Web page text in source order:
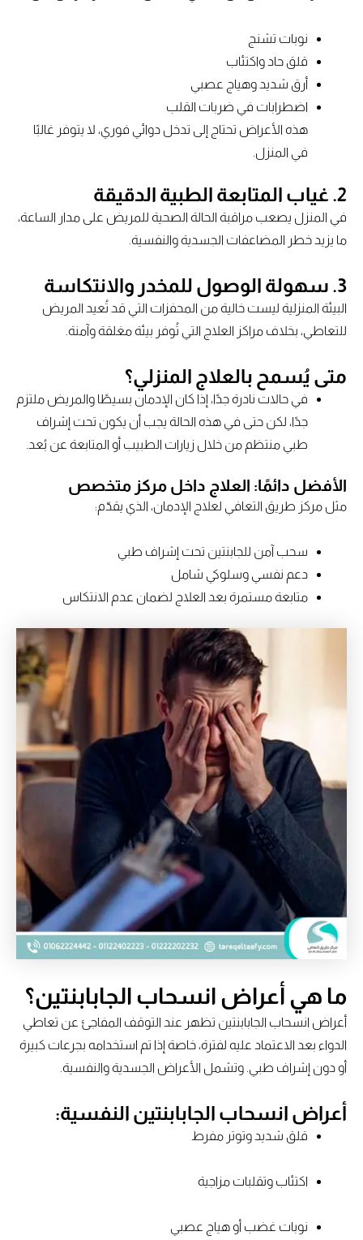
نوبات تشنج
قلق حاد واكتئاب
أرق شديد وهياج عصبي
اضطرابات في ضربات القلب
هذه الأعراض تحتاج إلى تدخل دوائي فوري، لا يتوفر غالبًا
في المنزل.
2. غياب المتابعة الطبية الدقيقة
في المنزل يصعب مراقبة الحالة الصحية للمريض على مدار الساعة،
ما يزيد خطر المضاعفات الجسدية والنفسية.
3. سهولة الوصول للمخدر والانتكاسة
البيئة المنزلية ليست خالية من المحفزات التي قد تُعيد المريض
للتعاطي، بخلاف مراكز العلاج التي تُوفر بيئة مغلقة وآمنة.
متى يُسمح بالعلاج المنزلي؟
في حالات نادرة جدًا، إذا كان الإدمان بسيطًا والمريض ملتزم
جدًا، لكن حتى في هذه الحالة يجب أن يكون تحت إشراف
طبي منتظم من خلال زيارات الطبيب أو المتابعة عن بُعد.
الأفضل دائمًا: العلاج داخل مركز متخصص
مثل مركز طريق التعافي لعلاج الإدمان، الذي يقدّم:
سحب آمن للجابنتين تحت إشراف طبي
دعم نفسي وسلوكي شامل
متابعة مستمرة بعد العلاج لضمان عدم الانتكاس
ما هي أعراض انسحاب الجابابنتين؟
أعراض انسحاب الجابابنتين تظهر عند التوقف المفاجئ عن تعاطي
الدواء بعد الاعتماد عليه لفترة، خاصة إذا تم استخدامه بجرعات كبيرة
أو دون إشراف طبي. وتشمل الأعراض الجسدية والنفسية.
أعراض انسحاب الجابابنتين النفسية:
قلق شديد وتوتر مفرط
اكتئاب وتقلبات مزاجية
نوبات غضب أو هياج عصبي